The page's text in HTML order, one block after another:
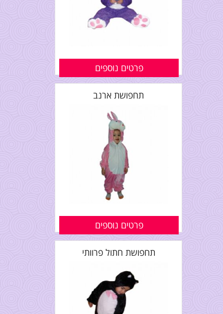
פרטים נוספים
תחפושת ארנב
פרטים נוספים
תחפושת חתול פרוותי